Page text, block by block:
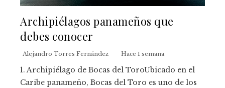
Archipiélagos panameños que
debes conocer
Alejandro Torres Fernández Hace 1 semana
1. Archipiélago de Bocas del ToroUbicado en el
Caribe panameño, Bocas del Toro es uno de los